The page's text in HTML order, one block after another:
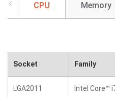
CPU Memory
Socket Family
LGA2011 Intel Core™